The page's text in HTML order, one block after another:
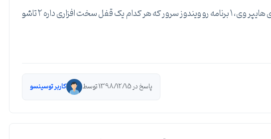
( روی سرور، ۲ تا برنامه رو ۲ تا ماشین مجازی روی هایپر وی، ۱ برنامه رو ویندوز سرور که هر کدام یک قفل سخت افزاری داره ۲ تاشو
پاسخ در 1398/12/15 توسط کاربر توسینسو